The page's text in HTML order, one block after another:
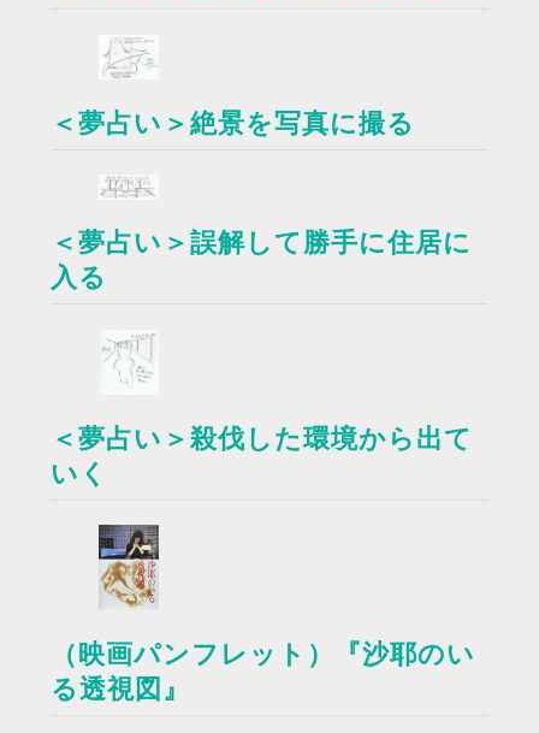
＜夢占い＞絶景を写真に撮る
＜夢占い＞誤解して勝手に住居に
入る
＜夢占い＞殺伐した環境から出て
いく
（映画パンフレット）『沙耶のい
る透視図』